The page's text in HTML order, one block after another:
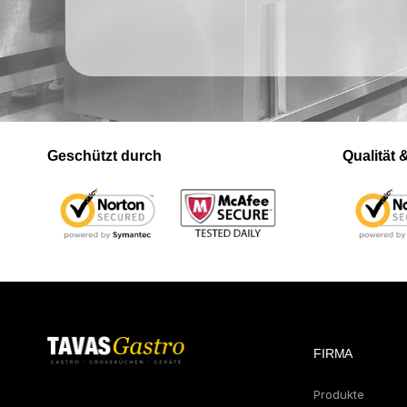
Geschützt durch Qualität
FIRMA
Produkte